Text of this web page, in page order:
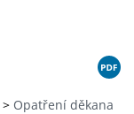
> Opatření děkana